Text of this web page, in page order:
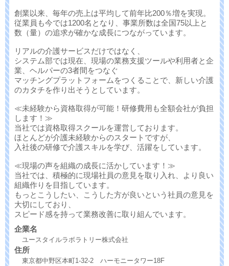
創業以来、毎年の売上は平均して前年比200％増を実現。
従業員も今では1200名となり、事業所数は全国75以上と
数（量）の追求が確かな成長につながっています。
リアルの介護サービスだけではなく、
システム部では現在、現場の業務支援ツールや利用者と企
業、ヘルパーの3者間をつなぐ
マッチングプラットフォームをつくることで、新しい介護
のカタチを作り出そうとしています。
≪未経験から資格取得が可能！研修費用も全額会社が負担
します！≫
当社では資格取得スクールを運営しております。
ほとんどが介護未経験からのスタートですが、
入社後の研修で介護スキルを学び、活躍をしています。
≪現場の声を組織の成長に活かしています！≫
当社では、積極的に現場社員の意見を取り入れ、より良い
組織作りを目指しています。
もっとこうしたい、こうした方が良いという社員の意見を
大切にしており、
スピード感を持って業務改善に取り組んでいます。
企業名
ユースタイルラボラトリー株式会社
住所
東京都中野区本町1-32-2 ハーモニータワー18F